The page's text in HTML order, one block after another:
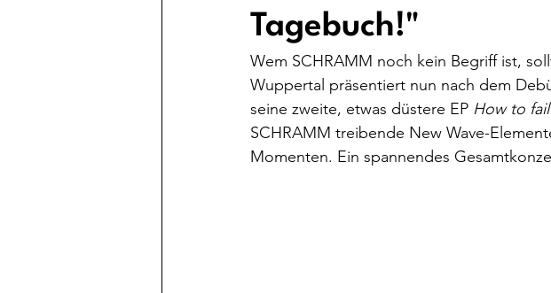
Tagebuch!"
Wem SCHRAMM noch kein Begriff ist,
Wuppertal präsentiert nun nach dem
seine zweite, etwas düstere EP How to
SCHRAMM treibende New Wave-
Momenten. Ein spannendes